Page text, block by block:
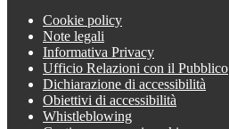
Cookie policy
Note legali
Informativa Privacy
Ufficio Relazioni con il Pubblico
Dichiarazione di accessibilità
Obiettivi di accessibilità
Whistleblowing